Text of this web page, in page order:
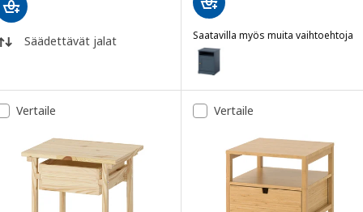
Säädettävät jalat
Saatavilla myös muita vaihtoehtoja
FÅGELFJÄLLET
Vaihtoehto: FÅGELFJÄLLET,
Vertaile Vertaile